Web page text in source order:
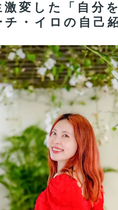
変した「自分
・イロの自己